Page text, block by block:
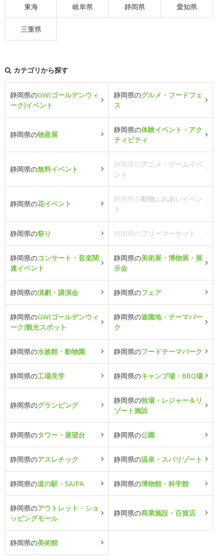
東海 岐阜県 静岡県 愛知県
三重県
カテゴリから探す
静岡県のGW(ゴールデンウィ
ーク)イベント
静岡県のグルメ・フードフェ
ス
静岡県の物産展
静岡県の体験イベント・アク
ティビティ
静岡県の無料イベント
静岡県のアニメ・ゲームイベ
ント
静岡県の花イベント
静岡県の動物ふれあいイベン
ト
静岡県の祭り 静岡県のフリーマーケット
静岡県のコンサート・音楽関
連イベント
静岡県の美術展・博物展・展
示会
静岡県の演劇・講演会 静岡県のフェア
静岡県のGW(ゴールデンウィ
ーク)観光スポット
静岡県の遊園地・テーマパー
ク
静岡県の水族館・動物園 静岡県のフードテーマパーク
静岡県の工場見学 静岡県のキャンプ場・BBQ場
静岡県のグランピング
静岡県の牧場・レジャー＆リ
ゾート施設
静岡県のタワー・展望台 静岡県の公園
静岡県のアスレチック 静岡県の温泉・スパリゾート
静岡県の道の駅・SA/PA 静岡県の博物館・科学館
静岡県のアウトレット・ショ
ッピングモール
静岡県の商業施設・百貨店
静岡県の美術館